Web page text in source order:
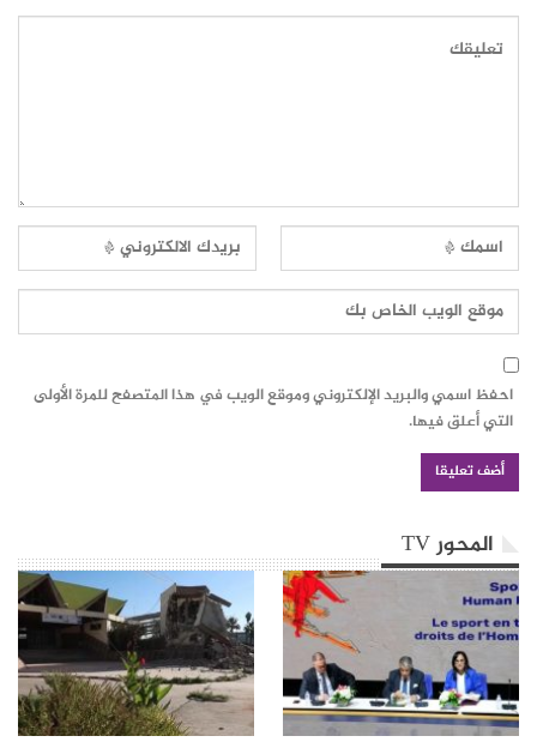
احفظ اسمي والبريد الإلكتروني وموقع الويب في هذا المتصفح للمرة الأولى
التي أعلق فيها.
المحور TV